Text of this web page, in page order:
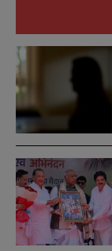
a
m
e
*
E
m
a
i
a
m
e
*
E
m
a
i